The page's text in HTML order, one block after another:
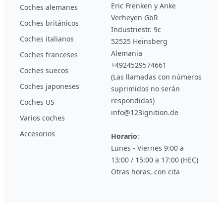
Coches alemanes
Coches británicos
Coches italianos
Coches franceses
Coches suecos
Coches japoneses
Coches US
Varios coches
Accesorios
Eric Frenken y Anke
Verheyen GbR
Industriestr. 9c
52525 Heinsberg
Alemania
+4924529574661
(Las llamadas con números
suprimidos no serán
respondidas)
info@123ignition.de
Horario:
Lunes - Viernes 9:00 a
13:00 / 15:00 a 17:00 (HEC)
Otras horas, con cita